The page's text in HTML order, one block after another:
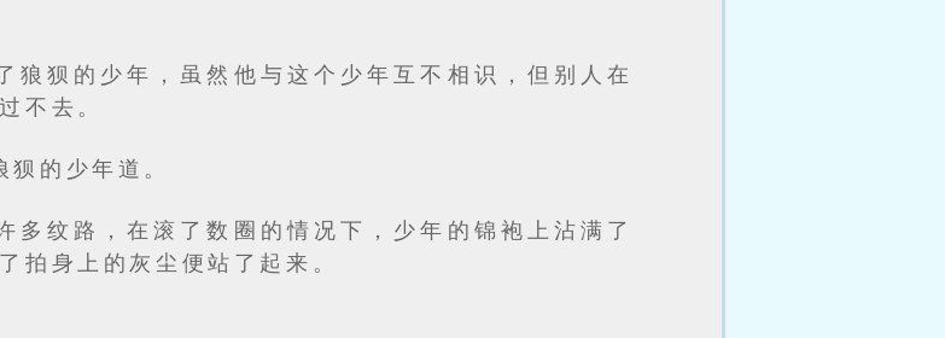
狼狈的少年，虽然他与这个少年互不相识，但别人在
不去。
的少年道。
多纹路，在滚了数圈的情况下，少年的锦袍上沾满了
拍身上的灰尘便站了起来。